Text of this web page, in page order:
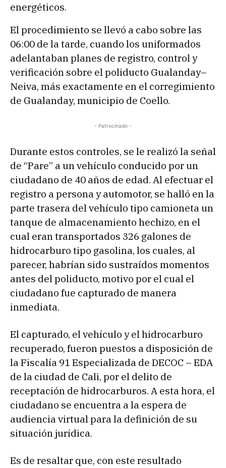
energéticos.
El procedimiento se llevó a cabo sobre las
06:00 de la tarde, cuando los uniformados
adelantaban planes de registro, control y
verificación sobre el poliducto Gualanday–
Neiva, más exactamente en el corregimiento
de Gualanday, municipio de Coello.
- Patrocinado -
Durante estos controles, se le realizó la señal
de “Pare” a un vehículo conducido por un
ciudadano de 40 años de edad. Al efectuar el
registro a persona y automotor, se halló en la
parte trasera del vehículo tipo camioneta un
tanque de almacenamiento hechizo, en el
cual eran transportados 326 galones de
hidrocarburo tipo gasolina, los cuales, al
parecer, habrían sido sustraídos momentos
antes del poliducto, motivo por el cual el
ciudadano fue capturado de manera
inmediata.
El capturado, el vehículo y el hidrocarburo
recuperado, fueron puestos a disposición de
la Fiscalía 91 Especializada de DECOC – EDA
de la ciudad de Cali, por el delito de
receptación de hidrocarburos. A esta hora, el
ciudadano se encuentra a la espera de
audiencia virtual para la definición de su
situación jurídica.
Es de resaltar que, con este resultado